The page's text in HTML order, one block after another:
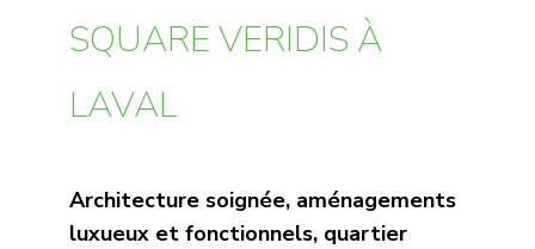
SQUARE VERIDIS À
LAVAL
Architecture soignée, aménagements
luxueux et fonctionnels, quartier